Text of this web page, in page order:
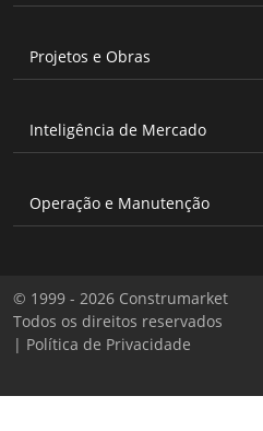
Projetos e Obras
Inteligência de Mercado
Operação e Manutenção
© 1999 - 2026 Construmarket
Todos os direitos reservados
| Política de Privacidade